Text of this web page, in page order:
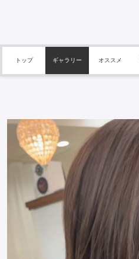
トップ ギャラリー オススメ